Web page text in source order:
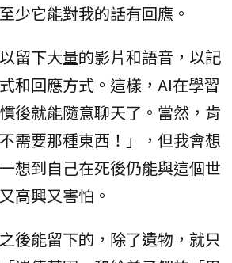
少它能對我的話有回應。
留下大量的影片和語音，以記
和回應方式。這樣，AI在學習
後就能隨意聊天了。當然，肯
需要那種東西！」，但我會想
想到自己在死後仍能與這個世
高興又害怕。
後能留下的，除了遺物，就只